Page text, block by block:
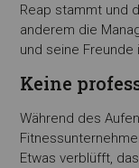
Reap stammt und
anderem die
und seine Freunde
Keine
Während des
Etwas verblüfft,